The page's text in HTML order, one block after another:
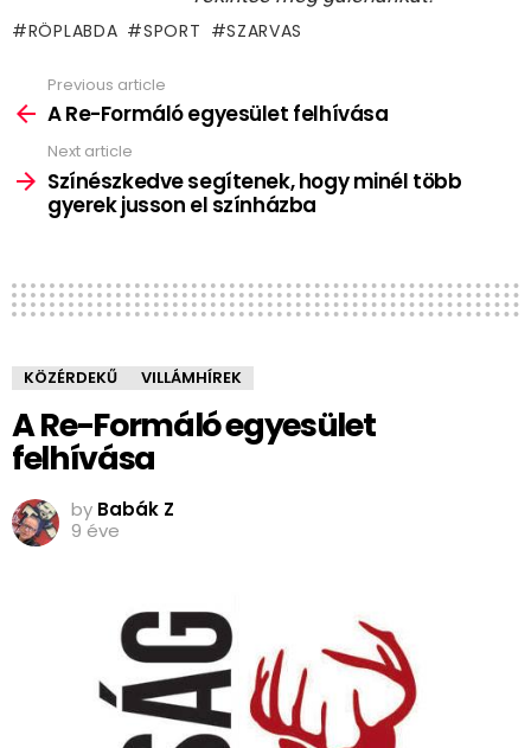
RÖPLABDA SPORT SZARVAS
more
Previous article
A Re-Formáló egyesület felhívása
Next article
Színészkedve segítenek, hogy minél több
gyerek jusson el színházba
KÖZÉRDEKŰ VILLÁMHÍREK
A Re-Formáló egyesület
felhívása
by Babák Z
9 éve